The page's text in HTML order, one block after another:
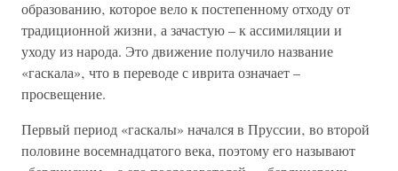
образованию‚ которое вело к постепенному отходу от
традиционной жизни‚ а зачастую – к ассимиляции и
уходу из народа. Это движение получило название
«гаскала»‚ что в переводе с иврита означает –
просвещение.
Первый период «гаскалы» начался в Пруссии‚ во второй
половине восемнадцатого века, поэтому его называют